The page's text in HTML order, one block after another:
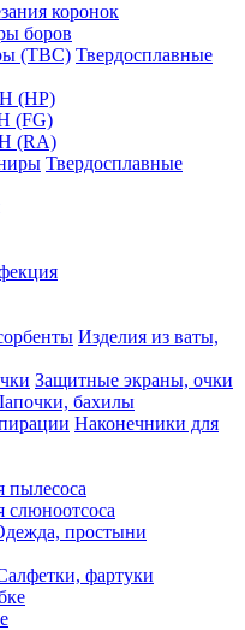
коронок
боров
Твердосплавные
(HP)
(FG)
(RA)
Твердосплавные
Изделия из ваты,
Защитные экраны, очки
бахилы
Наконечники для
пылесоса
слюноотсоса
простыни
фартуки